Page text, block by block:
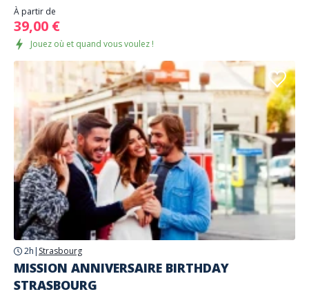
À partir de
39,00 €
Jouez où et quand vous voulez !
2h | Strasbourg
MISSION ANNIVERSAIRE BIRTHDAY
STRASBOURG